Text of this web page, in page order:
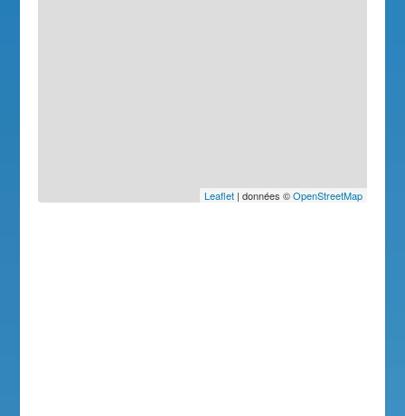
Leaflet| données ©OpenStreetMap